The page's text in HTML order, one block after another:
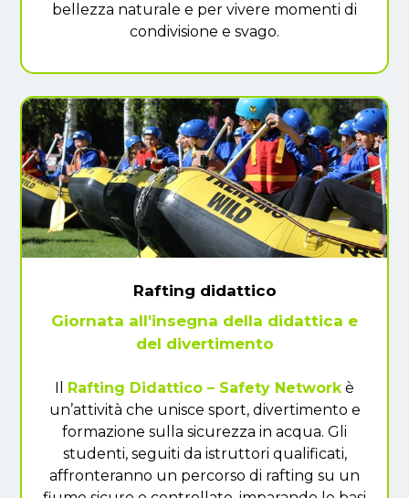
bellezza naturale e per vivere momenti di
condivisione e svago.
Rafting didattico
Giornata all'insegna della didattica e
del divertimento
Rafting Didattico – Safety Networkè
un’attività che unisce sport, divertimento e
formazione sulla sicurezza in acqua. Gli
studenti, seguiti da istruttori qualificati,
affronteranno un percorso di rafting su un